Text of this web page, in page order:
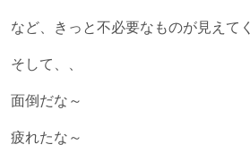
など、きっと不必要なものが見えて
そして、、
面倒だな～
疲れたな～